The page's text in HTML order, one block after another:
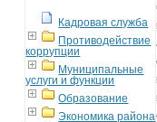
Кадровая служба
Противодействие
коррупции
Муниципальные
услуги и функции
Образование
Экономика района